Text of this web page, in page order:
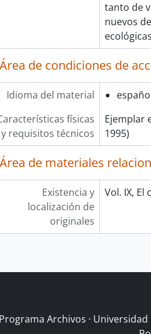
tanto de
nuevos
Área de condiciones de
Idioma del material
físicas
y requisitos técnicos
Ejemplar
1995)
Área de materiales
Existencia y
localización de
originales
Vol. IX, El
Archivos · Universidad